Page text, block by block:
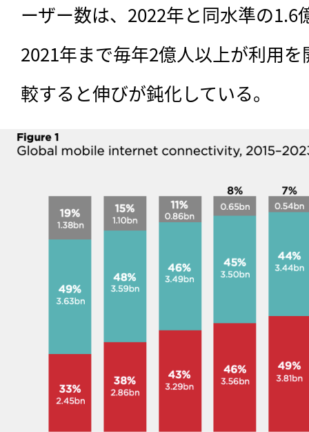
ーザー数は、2022年と同水準の1.6
2021年まで毎年2億人以上が利用
較すると伸びが鈍化している。